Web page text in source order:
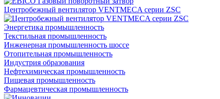
Центробежный вентилятор VENTMECA серии ZSC
Энергетика промышленность
Текстильная промышленность
Инженерная промышленность шоссе
Отопительная промышленность
Индустрия образования
Нефтехимическая промышленность
Пищевая промышленность
Фармацевтическая промышленность